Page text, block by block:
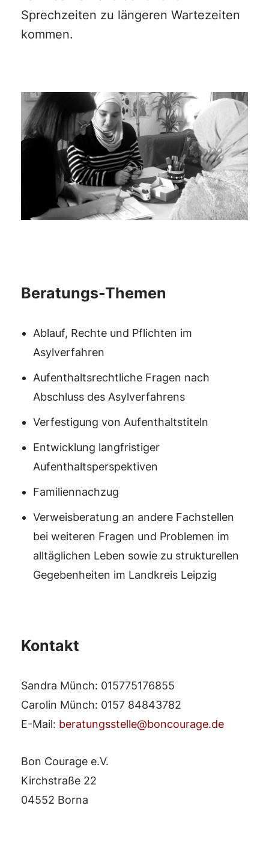
Sprechzeiten zu längeren Wartezeiten
kommen.
Beratungs-Themen
Ablauf, Rechte und Pflichten im
Asylverfahren
Aufenthaltsrechtliche Fragen nach
Abschluss des Asylverfahrens
Verfestigung von Aufenthaltstiteln
Entwicklung langfristiger
Aufenthaltsperspektiven
Familiennachzug
Verweisberatung an andere Fachstellen
bei weiteren Fragen und Problemen im
alltäglichen Leben sowie zu strukturellen
Gegebenheiten im Landkreis Leipzig
Kontakt
Sandra Münch: 015775176855
Carolin Münch: 0157 84843782
E-Mail: beratungsstelle@boncourage.de
Bon Courage e.V.
Kirchstraße 22
04552 Borna